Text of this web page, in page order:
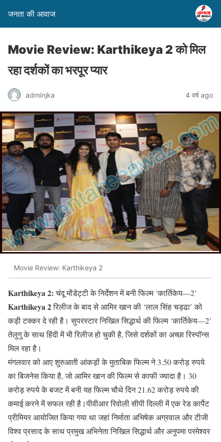
जनता की आवाज
Movie Review: Karthikeya 2 को मिल
रहा दर्शकों का भरपूर प्यार
adminjka 4 वर्ष ago
Movie Review: Karthikeya 2
Karthikeya 2:चंदू मोंडेट्टी के निर्देशन में बनी फिल्म ‘कार्तिकेय—2’
Karthikeya 2रिलीज के बाद से आमिर खान की ‘लाल सिंह चड्ढा’ को
कड़ी टक्कर दे रही है। सुपरस्टार निखिल सिद्धार्थ की फिल्म ‘कार्तिकेय—2’
तेलुगु के साथ हिंदी में भी रिलीज हो चुकी है, जिसे दर्शकों का अच्छा रिस्पॉन्स
मिल रहा है।
मंगलवार को आए शुरुआती आंकड़ों के मुताबिक फिल्म ने 3.50 करोड़ रुपये
का बिजनेस किया है, जो आमिर खान की फिल्म से काफी ज्यादा है। 30
करोड़ रुपये के बजट में बनी यह फिल्म चौथे दिन 21.62 करोड़ रुपये की
कमाई करने में सफल रही है।पीवीआर रिवोली सीपी दिल्ली में एक रेड कार्पेट
प्रीमियर आयोजित किया गया था जहां निर्माता अभिषेक अग्रवाल और टीजी
विश्व प्रसाद के साथ प्रमुख अभिनेता निखिल सिद्धार्थ और अनुपमा परमेश्वर